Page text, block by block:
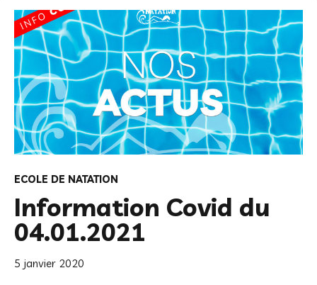
ECOLE DE NATATION
Information Covid du
04.01.2021
5 janvier 2020